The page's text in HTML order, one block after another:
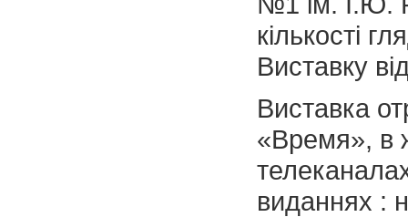
кількості
Виставку
Виставка
«Время», в
виданнях :